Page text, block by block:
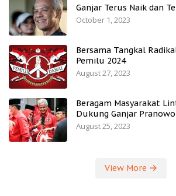
Ganjar Terus Naik dan
October 1, 2023
Bersama Tangkal
Pemilu 2024
August 27, 2023
Beragam Masyarakat
Dukung Ganjar
August 25, 2023
View More